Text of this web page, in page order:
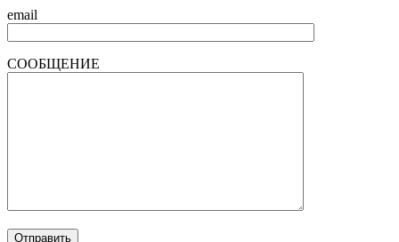
email
СООБЩЕНИЕ